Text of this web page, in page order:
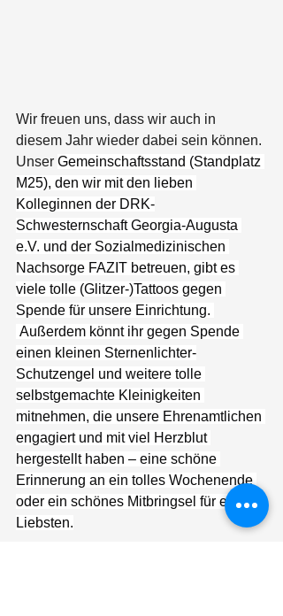
Wir freuen uns, dass wir auch in
diesem Jahr wieder dabei sein können.
Unser Gemeinschaftsstand (Standplatz
M25), den wir mit den lieben
Kolleginnen der DRK-
Schwesternschaft Georgia-Augusta
e.V. und der Sozialmedizinischen
Nachsorge FAZIT betreuen, gibt es
viele tolle (Glitzer-)Tattoos gegen
Spende für unsere Einrichtung.
Außerdem könnt ihr gegen Spende
einen kleinen Sternenlichter-
Schutzengel und weitere tolle
selbstgemachte Kleinigkeiten
mitnehmen, die unsere Ehrenamtlichen
engagiert und mit viel Herzblut
hergestellt haben – eine schöne
Erinnerung an ein tolles Wochenende
oder ein schönes Mitbringsel für eure
Liebsten.